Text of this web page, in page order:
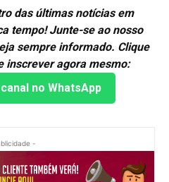
das últimas notícias em
tempo! Junte-se ao nosso
sempre informado. Clique
inscrever agora mesmo:
no WhatsApp
-